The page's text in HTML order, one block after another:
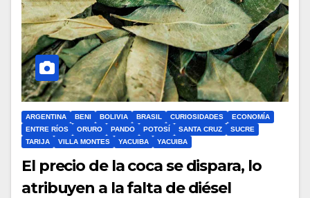
ARGENTINA BENI BOLIVIA BRASIL CURIOSIDADES
ECONOMÍA
ENTRE RÍOS
ORURO PANDO POTOSÍ SANTA CRUZ
SUCRE
TARIJA
VILLA MONTES YACUIBA YACUIBA
El precio de la coca se dispara, lo
atribuyen a la falta de diésel